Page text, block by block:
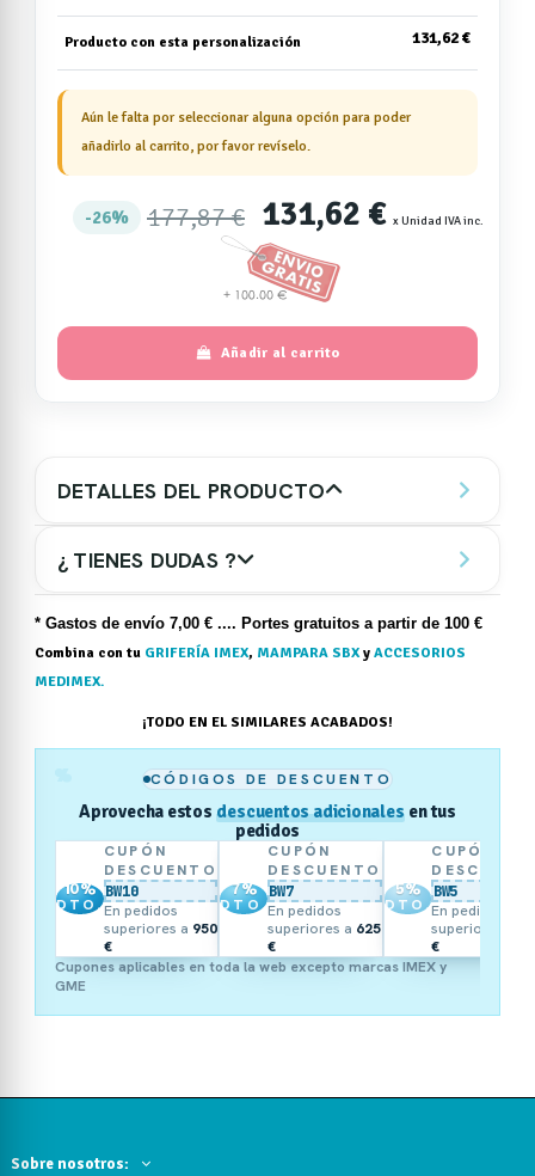
Producto con esta personalización 131,62 €
Aún le falta por seleccionar alguna opción para poder
añadirlo al carrito, por favor revíselo.
26% 177,87 € 131,62 € x Unidad IVA inc.
Añadir al carrito
DETALLES DEL PRODUCTO
¿ TIENES DUDAS ?
* Gastos de envío 7,00 € .... Portes gratuitos a partir de 100 €
Combina con tu GRIFERÍA IMEX, MAMPARA SBX y ACCESORIOS
MEDIMEX.
¡TODO EN EL SIMILARES ACABADOS!
CÓDIGOS DE DESCUENTO
Aprovecha estos descuentos adicionales en tus
pedidos
10%
DTO.
CUPÓN
DESCUENTO
BW10
En pedidos
superiores a 950
€
7%
DTO.
CUPÓN
DESCUENTO
BW7
En pedidos
superiores a 625
€
5%
DTO.
CUPÓN
BW5
En pedidos
superiores a
€
Cupones aplicables en toda la web excepto marcas IMEX y
GME
Sobre nosotros: